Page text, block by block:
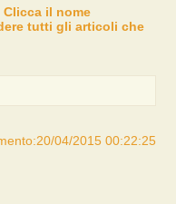
Clicca il nome
tutti gli articoli che
04/2015 00:22:25